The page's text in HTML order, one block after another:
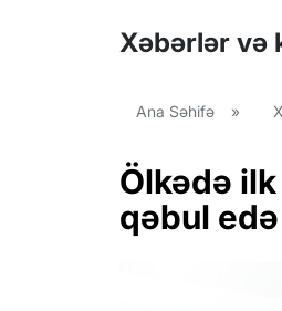
Xəbərlər və
Ana Səhifə »
Ölkədə
qəbul